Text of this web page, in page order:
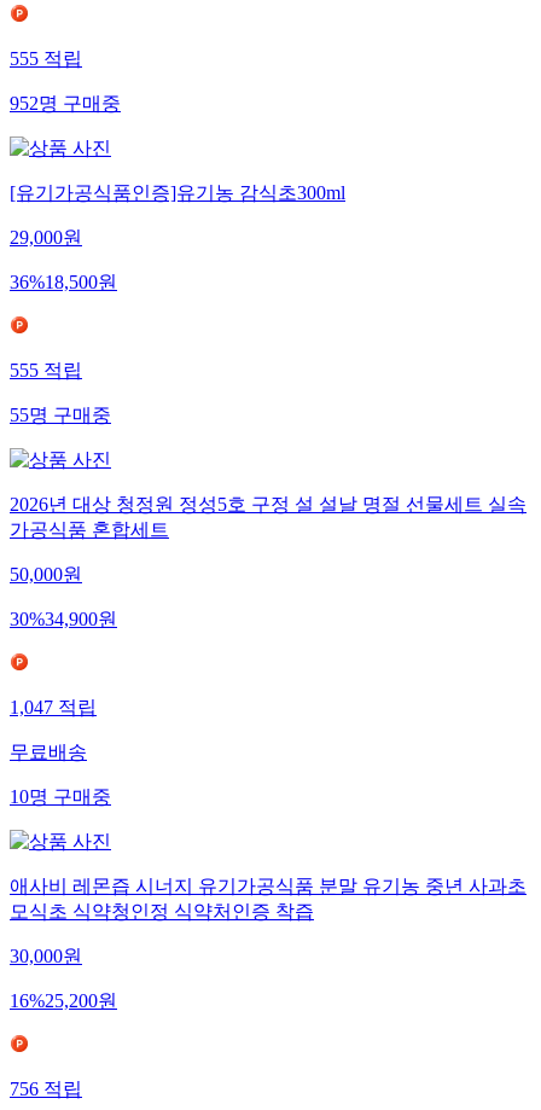
555 적립
952명 구매중
[유기가공식품인증]유기농 감식초300ml
29,000원
36%18,500원
555 적립
55명 구매중
2026년 대상 청정원 정성5호 구정 설 설날 명절 선물세트 실속
가공식품 혼합세트
50,000원
30%34,900원
1,047 적립
무료배송
10명 구매중
애사비 레몬즙 시너지 유기가공식품 분말 유기농 중년 사과초
모식초 식약청인정 식약처인증 착즙
30,000원
16%25,200원
756 적립